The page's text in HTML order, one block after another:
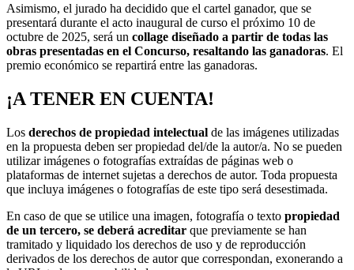
Asimismo, el jurado ha decidido que el cartel ganador, que se
presentará durante el acto inaugural de curso el próximo 10 de
octubre de 2025, será un collage diseñado a partir de todas las
obras presentadas en el Concurso, resaltando las ganadoras. El
premio económico se repartirá entre las ganadoras.
¡A TENER EN CUENTA!
Los derechos de propiedad intelectual de las imágenes utilizadas
en la propuesta deben ser propiedad del/de la autor/a. No se pueden
utilizar imágenes o fotografías extraídas de páginas web o
plataformas de internet sujetas a derechos de autor. Toda propuesta
que incluya imágenes o fotografías de este tipo será desestimada.
En caso de que se utilice una imagen, fotografía o texto propiedad
de un tercero, se deberá acreditar que previamente se han
tramitado y liquidado los derechos de uso y de reproducción
derivados de los derechos de autor que correspondan, exonerando a